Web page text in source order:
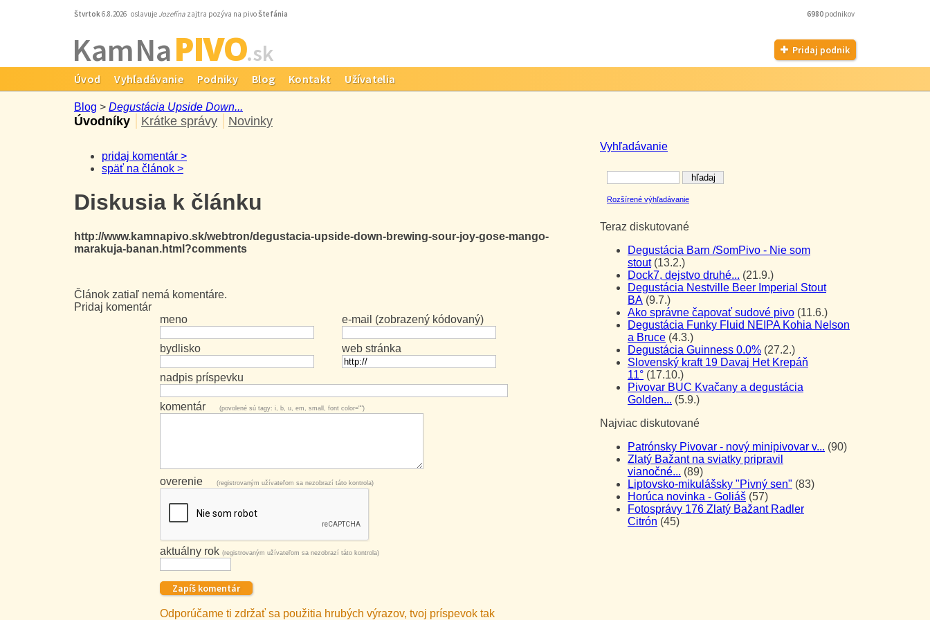
Štvrtok6.8.2026 oslavuje Jozefína zajtra pozýva na pivoŠtefánia 6980 podnikov
Kam NaPIVO.sk Pridaj podnik
Úvod Vyhľadávanie Podniky Blog Kontakt Užívatelia
Blog > Degustácia Upside Down...
Úvodníky Krátke správy Novinky
Vyhľadávanie
Rozšírené výhľadávanie
Teraz diskutované
Degustácia Barn /SomPivo - Nie som
stout(13.2.)
Dock7, dejstvo druhé... (21.9.)
Degustácia Nestville Beer Imperial Stout
BA (9.7.)
Ako správne čapovať sudové pivo (11.6.)
Degustácia Funky Fluid NEIPA Kohia Nelson
a Bruce (4.3.)
Degustácia Guinness 0.0% (27.2.)
Slovenský kraft 19 Davaj Het Krepáň
11° (17.10.)
Pivovar BUC Kvačany a degustácia
Golden... (5.9.)
Najviac diskutované
Patrónsky Pivovar - nový minipivovar v... (90)
Zlatý Bažant na sviatky pripravil
vianočné... (89)
Liptovsko-mikulášsky "Pivný sen" (83)
Horúca novinka - Goliáš (57)
Fotosprávy 176 Zlatý Bažant Radler
Citrón (45)
pridaj komentár >
späť na článok >
Diskusia k článku
http://www.kamnapivo.sk/webtron/degustacia-upside-down-brewing-sour-joy-gose-mango-
marakuja-banan.html?comments
Článok zatiaľ nemá komentáre.
Pridaj komentár
meno
bydlisko
e-mail (zobrazený kódovaný)
web stránka
nadpis príspevku
komentár (povolené sú tagy: i, b, u, em, small, font color="")
overenie (registrovaným užívateľom sa nezobrazí táto kontrola)
aktuálny rok (registrovaným užívateľom sa nezobrazí táto kontrola)
Odporúčame ti zdržať sa použitia hrubých výrazov, tvoj príspevok tak